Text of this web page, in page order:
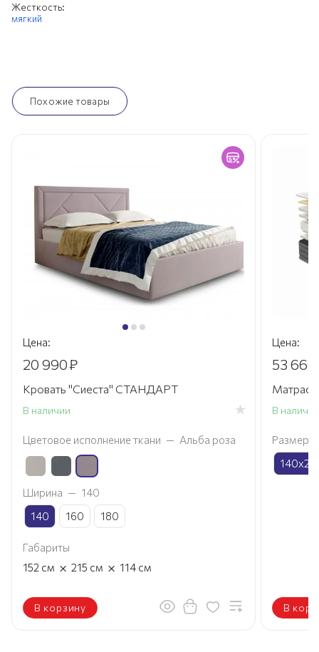
Жесткость:
мягкий
Похожие товары
Цена:
20 990₽
Кровать "Сиеста" СТАНДАРТ
В наличии
Цветовое исполнение ткани — Альба роза
Ширина — 140
140
160 180
Габариты
152 см × 215 см × 114 см
В корзину
Цена:
53 666
Матрас
В наличии
Размер
В